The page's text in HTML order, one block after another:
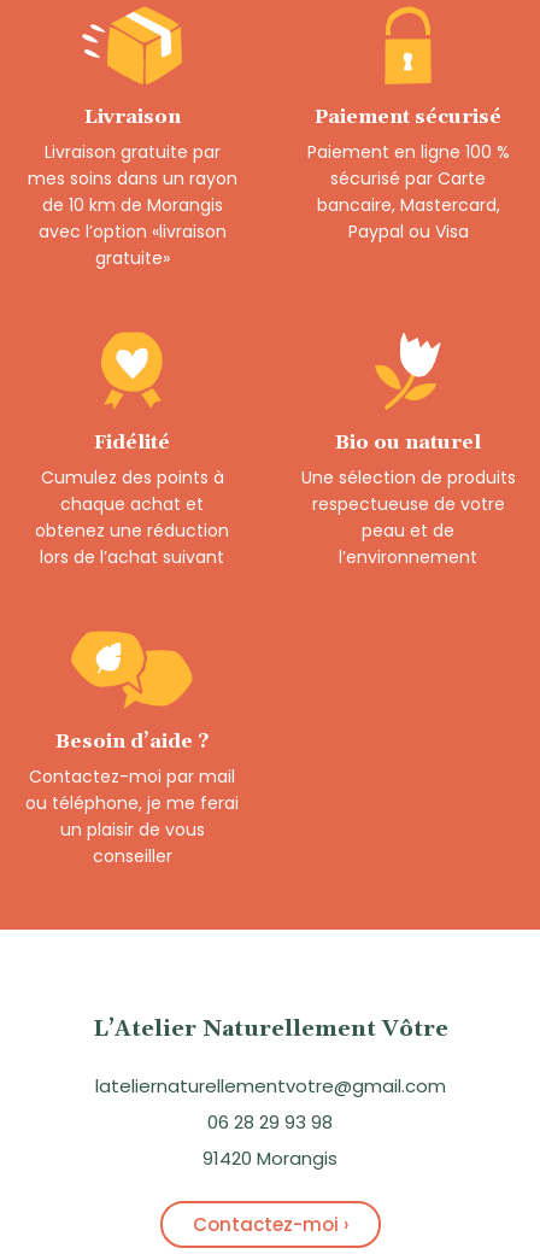
Livraison
Livraison gratuite par
mes soins dans un rayon
de 10 km de Morangis
avec l’option «livraison
gratuite»
Paiement sécurisé
Paiement en ligne 100 %
sécurisé par Carte
bancaire, Mastercard,
Paypal ou Visa
Fidélité
Cumulez des points à
chaque achat et
obtenez une réduction
lors de l’achat suivant
Bio ou naturel
Une sélection de produits
respectueuse de votre
peau et de
l’environnement
Besoin d’aide ?
Contactez-moi par mail
ou téléphone, je me ferai
un plaisir de vous
conseiller
L’Atelier Naturellement Vôtre
lateliernaturellementvotre@gmail.com
06 28 29 93 98
91420 Morangis
Contactez-moi ›